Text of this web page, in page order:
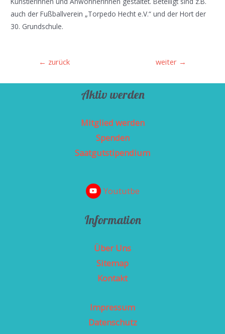
auch der Fußballverein „Torpedo Hecht e.V.“ und der Hort der
30. Grundschule.
Beitragsnavigation
← zurück weiter →
Aktiv werden
Mitglied werden
Spenden
Saatgutstipendium
Yoututbe
Information
Über Uns
Sitemap
Kontakt
Impressum
Datenschutz